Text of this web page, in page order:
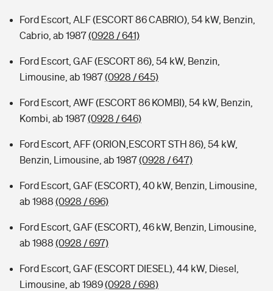
Ford Escort, ALF (ESCORT 86 CABRIO), 54 kW, Benzin,
Cabrio, ab 1987(0928 / 641)
Ford Escort, GAF (ESCORT 86), 54 kW, Benzin,
Limousine, ab 1987(0928 / 645)
Ford Escort, AWF (ESCORT 86 KOMBI), 54 kW, Benzin,
Kombi, ab 1987(0928 / 646)
Ford Escort, AFF (ORION,ESCORT STH 86), 54 kW,
Benzin, Limousine, ab 1987(0928 / 647)
Ford Escort, GAF (ESCORT), 40 kW, Benzin, Limousine,
ab 1988 (0928 / 696)
Ford Escort, GAF (ESCORT), 46 kW, Benzin, Limousine,
ab 1988 (0928 / 697)
Ford Escort, GAF (ESCORT DIESEL), 44 kW, Diesel,
Limousine, ab 1989(0928 / 698)